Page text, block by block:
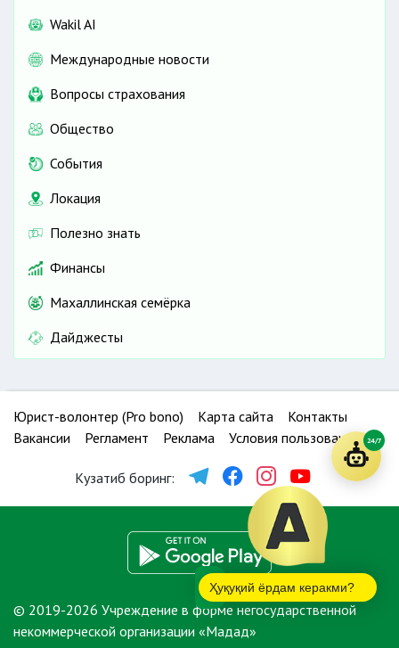
Wakil AI
Международные новости
Вопросы страхования
Общество
События
Локация
Полезно знать
Финансы
Махаллинская семёрка
Дайджесты
Юрист-волонтер (Pro bono) Карта сайта
Контакты
Вакансии
Регламент Реклама Условия пользования
Кузатиб боринг:
© 2019-2026 Учреждение в форме негосударственной
некоммерческой организации «Мадад»
Ҳуқуқий ёрдам керакми?
24/7